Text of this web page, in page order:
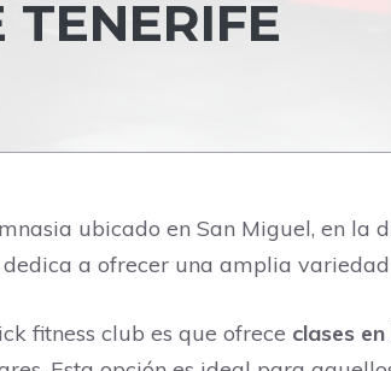
ubicado en San Miguel, en la
a ofrecer una amplia
fitness club es que ofrece clases